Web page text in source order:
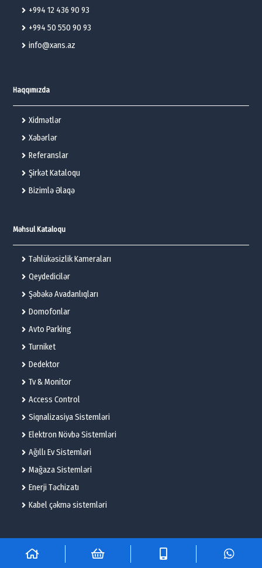
+994 12 436 90 93
+994 50 550 90 93
info@xans.az
Haqqımızda
Xidmətlər
Xəbərlər
Referanslar
Şirkət Kataloqu
Bizimlə Əlaqə
Məhsul Kataloqu
Təhlükəsizlik Kameraları
Qeydedicilər
Şəbəkə Avadanlıqları
Domofonlar
Avto Parking
Turniket
Dedektor
Tv & Monitor
Access Control
Siqnalizasiya Sistemləri
Elektron Növbə Sistemləri
Ağıllı Ev Sistemləri
Mağaza Sistemləri
Enerji Təchizatı
Kabel çəkmə sistemləri
© 2025 – Flame Technologies